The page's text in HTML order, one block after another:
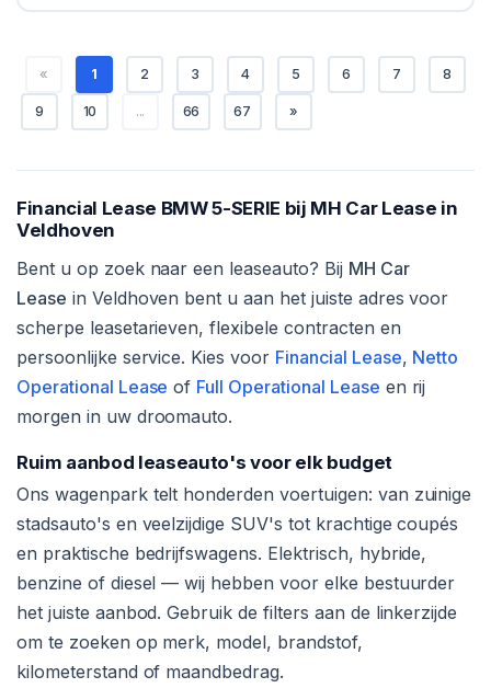
« 1 2 3 4 5 6 7 8
9 10 ... 66 67 »
Financial Lease BMW 5-SERIE bij MH Car Lease in
Veldhoven
Bent u op zoek naar een leaseauto? Bij MH Car
Lease in Veldhoven bent u aan het juiste adres voor
scherpe leasetarieven, flexibele contracten en
persoonlijke service. Kies voor Financial Lease, Netto
Operational Lease of Full Operational Lease en rij
morgen in uw droomauto.
Ruim aanbod leaseauto's voor elk budget
Ons wagenpark telt honderden voertuigen: van zuinige
stadsauto's en veelzijdige SUV's tot krachtige coupés
en praktische bedrijfswagens. Elektrisch, hybride,
benzine of diesel — wij hebben voor elke bestuurder
het juiste aanbod. Gebruik de filters aan de linkerzijde
om te zoeken op merk, model, brandstof,
kilometerstand of maandbedrag.